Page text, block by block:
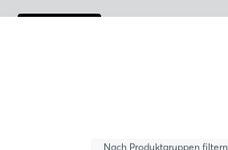
Nach Produktgruppen filtern